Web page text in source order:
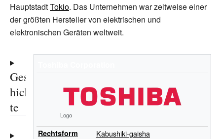
HauptstadtTokio. Das Unternehmen war zeitweise einer
der größten Hersteller von elektrischen und
elektronischen Geräten weltweit.
Logo
Rechtsform
Kabushiki-gaisha
Gesc
hich
te